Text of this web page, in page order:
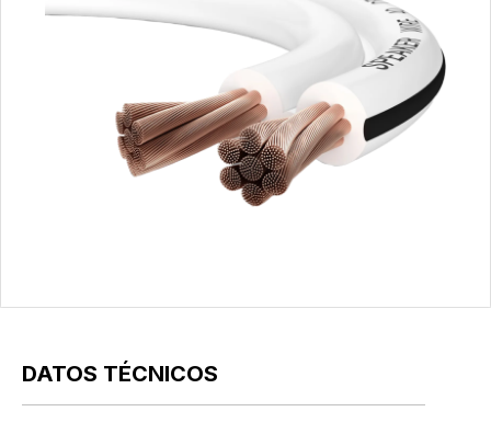
DATOS TÉCNICOS